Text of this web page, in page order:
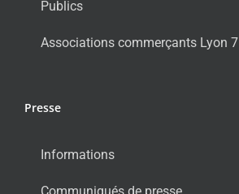
Publics
Associations commerçants Lyon 7
Presse
Informations